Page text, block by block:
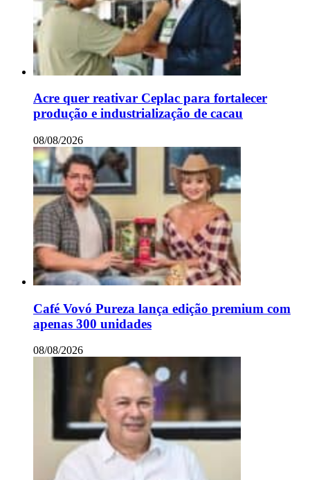
Acre quer reativar Ceplac para fortalecer
produção e industrialização de cacau
08/08/2026
Café Vovó Pureza lança edição premium com
apenas 300 unidades
08/08/2026